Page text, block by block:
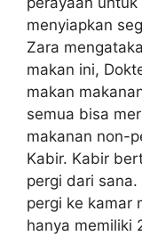
menyiapkan
Zara
makan ini,
makan
semua bisa
makanan non-
Kabir. Kabir
pergi dari
pergi ke kamar
hanya memiliki